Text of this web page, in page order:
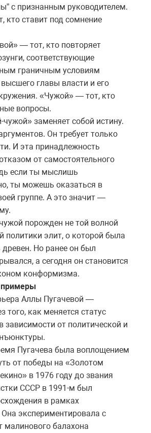
с признанным руководителем.
кто ставит под сомнение
— тот, кто повторяет
соответствующие
граничным условиям
главы власти и его
«Чужой» — тот, кто
вопросы.
чужой» заменяет собой истину.
Он требует только
И эта принадлежность
от самостоятельного
если ты мыслишь
ты можешь оказаться в
группе. А это значит —
порожден не той волной
политики элит, о которой была
древен. Но ранее он был
а сегодня он становится
конформизма.
примеры
Аллы Пугачевой —
того, как меняется статус
зависимости от политической и
Пугачева была воплощением
от победы на «Золотом
в 1976 году до звания
СССР в 1991-м был
в рамках
экспериментировала с
балахона